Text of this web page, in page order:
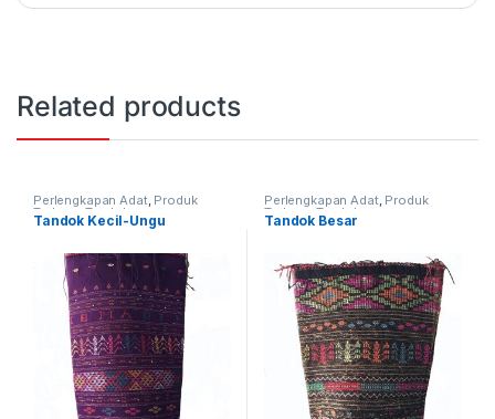
Related products
Perlengkapan Adat, Produk
Terbaru, Tandok
Tandok Kecil-Ungu
Perlengkapan Adat, Produk
Terbaru, Tandok
Tandok Besar